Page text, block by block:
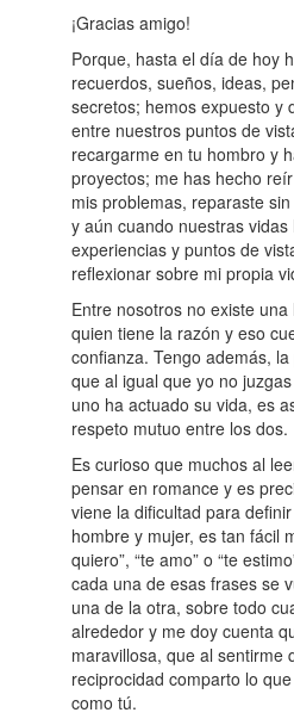
¡Gracias amigo!
Porque, hasta el día de hoy
recuerdos, sueños, ideas,
secretos; hemos expuesto y
entre nuestros puntos de
recargarme en tu hombro y
proyectos; me has hecho
mis problemas, reparaste
y aún cuando nuestras
experiencias y puntos de
reflexionar sobre mi propia
Entre nosotros no existe
quien tiene la razón y eso
confianza. Tengo además,
que al igual que yo no
uno ha actuado su vida, es
respeto mutuo entre los dos.
Es curioso que muchos al
pensar en romance y es
viene la dificultad para
hombre y mujer, es tan fácil
quiero”, “te amo” o “te
cada una de esas frases se
una de la otra, sobre todo
alrededor y me doy cuenta
maravillosa, que al sentirme
reciprocidad comparto lo
como tú.